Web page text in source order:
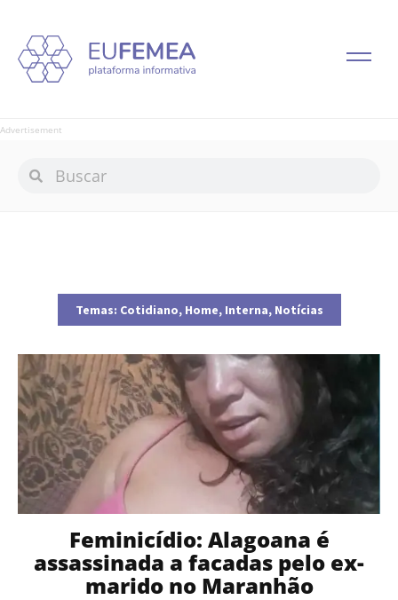
Advertisement
Temas: Cotidiano, Home, Interna, Notícias
Feminicídio: Alagoana é
assassinada a facadas pelo ex-
marido no Maranhão